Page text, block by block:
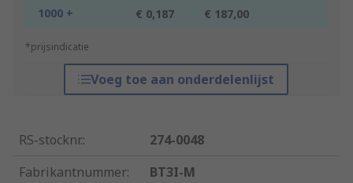
1000 + € 0,187 € 187,00
*prijsindicatie
Voeg toe aan onderdelenlijst
RS-stocknr.:
274-0048
Fabrikantnummer:
BT3I-M